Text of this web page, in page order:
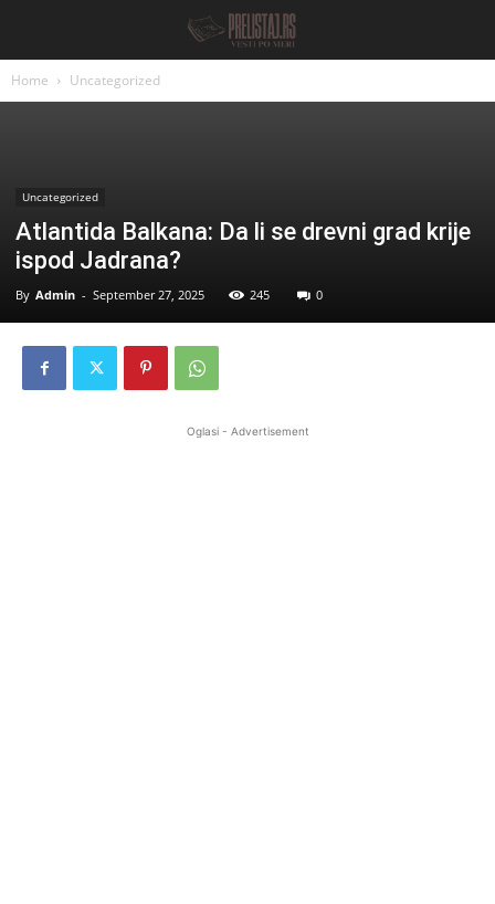
Home Uncategorized
Uncategorized
Atlantida Balkana: Da li se drevni grad krije
ispod Jadrana?
By Admin - September 27, 2025 245 0
Oglasi - Advertisement